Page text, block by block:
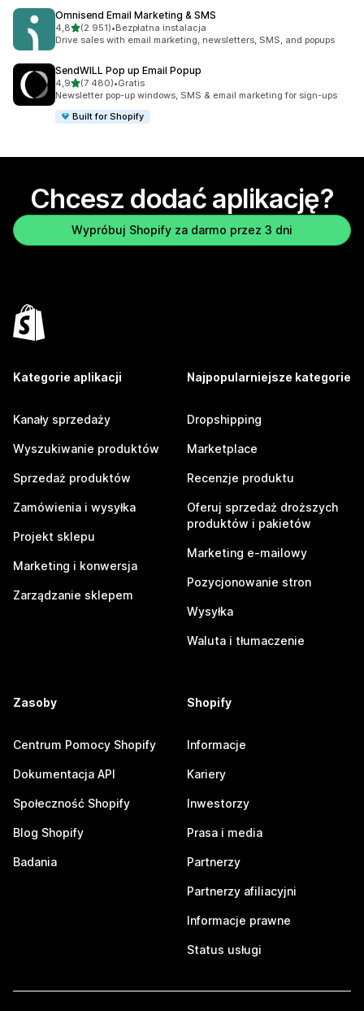
Omnisend Email Marketing & SMS
4,8na 5 gwiazdek
(2 951)
Łączna liczba recenzji: 2951
•Bezpłatna instalacja
Drive sales with email marketing, newsletters, SMS, and popups
SendWILL Pop up Email Popup
4,9na 5 gwiazdek
(7 480)
Łączna liczba recenzji: 7480
•Gratis
Newsletter pop-up windows, SMS & email marketing for sign-ups
Built for Shopify
Chcesz dodać aplikację?
Wypróbuj Shopify za darmo przez 3 dni
Kategorie aplikacji
Kanały sprzedaży
Wyszukiwanie produktów
Sprzedaż produktów
Zamówienia i wysyłka
Projekt sklepu
Marketing i konwersja
Zarządzanie sklepem
Najpopularniejsze kategorie
Dropshipping
Marketplace
Recenzje produktu
Oferuj sprzedaż droższych
produktów i pakietów
Marketing e-mailowy
Pozycjonowanie stron
Wysyłka
Waluta i tłumaczenie
Zasoby
Centrum Pomocy Shopify
Dokumentacja API
Społeczność Shopify
Blog Shopify
Badania
Shopify
Informacje
Kariery
Inwestorzy
Prasa i media
Partnerzy
Partnerzy afiliacyjni
Informacje prawne
Status usługi